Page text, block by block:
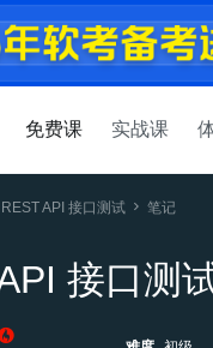
免费课 实战课
REST API 接口测试 笔记
接口测